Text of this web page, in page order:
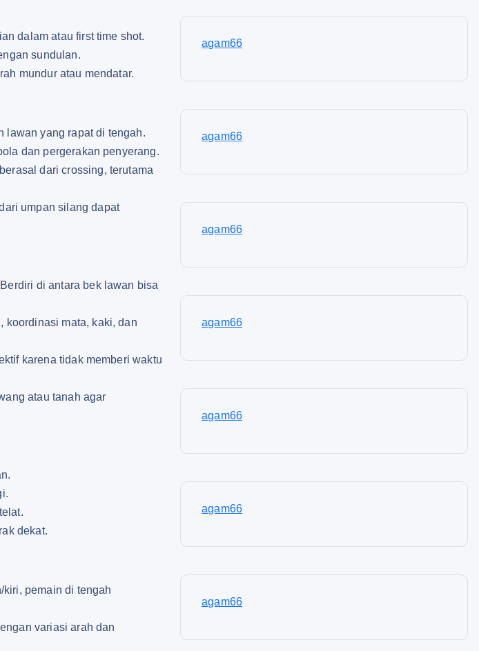
dalam atau first time shot.
sundulan.
mundur atau mendatar.
lawan yang rapat di tengah.
dan pergerakan penyerang.
dari crossing, terutama
umpan silang dapat
di antara bek lawan bisa
koordinasi mata, kaki, dan
karena tidak memberi waktu
atau tanah agar
dekat.
pemain di tengah
variasi arah dan
agam66
agam66
agam66
agam66
agam66
agam66
agam66